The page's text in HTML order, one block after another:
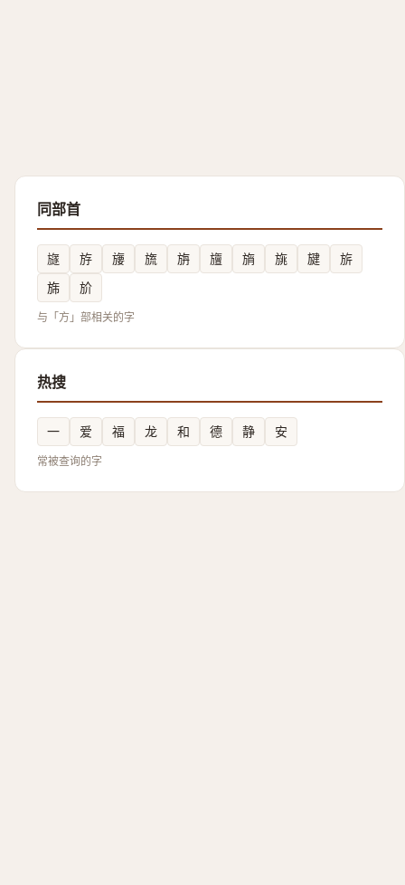
同部首
旞 斿 㫏 旒 旃 旜 旓 旐 旔
旂
旆
斺
与「方」部相关的字
热搜
一 爱 福 龙 和 德 静 安
常被查询的字